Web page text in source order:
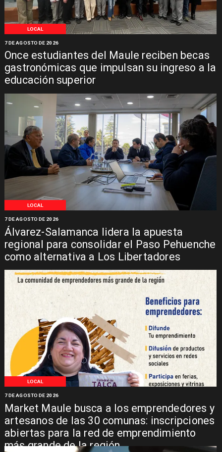
LOCAL
Once estudiantes del Maule reciben becas
gastronómicas que impulsan su ingreso a la
educación superior
7 DE AGOSTO DE 2026
LOCAL
Álvarez-Salamanca lidera la apuesta
regional para consolidar el Paso Pehuenche
como alternativa a Los Libertadores
7 DE AGOSTO DE 2026
LOCAL
Market Maule busca a los emprendedores y
artesanos de las 30 comunas: inscripciones
abiertas para la red de emprendimiento
más grande de la región
7 DE AGOSTO DE 2026